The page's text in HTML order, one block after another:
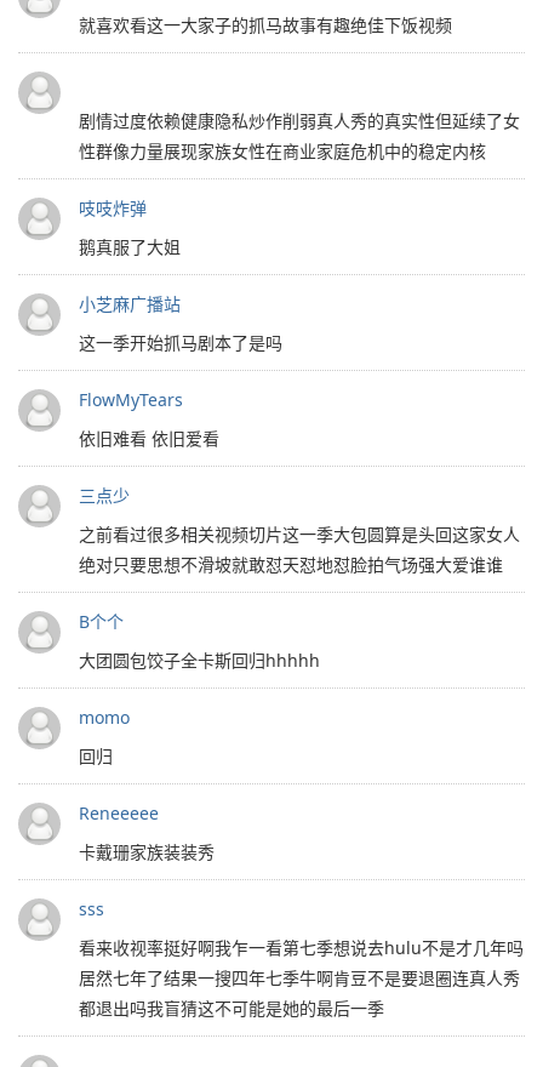
就喜欢看这一大家子的抓马故事有趣绝佳下饭视频
剧情过度依赖健康隐私炒作削弱真人秀的真实性但延续了女
性群像力量展现家族女性在商业家庭危机中的稳定内核
吱吱炸弹
鹅真服了大姐
小芝麻广播站
这一季开始抓马剧本了是吗
FlowMyTears
依旧难看 依旧爱看
三点少
之前看过很多相关视频切片这一季大包圆算是头回这家女人
绝对只要思想不滑坡就敢怼天怼地怼脸拍气场强大爱谁谁
B个个
大团圆包饺子全卡斯回归hhhhh
momo
回归
Reneeeee
卡戴珊家族装装秀
sss
看来收视率挺好啊我乍一看第七季想说去hulu不是才几年吗
居然七年了结果一搜四年七季牛啊肯豆不是要退圈连真人秀
都退出吗我盲猜这不可能是她的最后一季